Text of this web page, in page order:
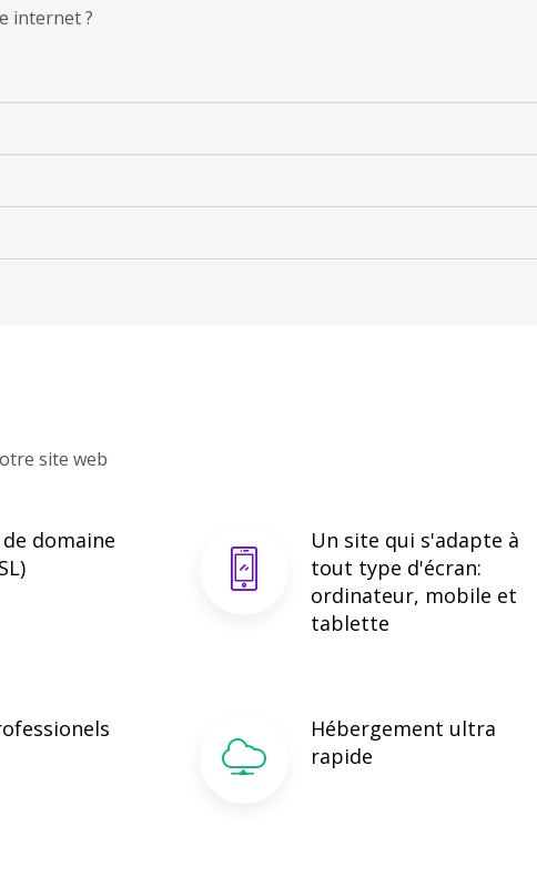
internet ?
site web
domaine
Un site qui s'adapte à
tout type d'écran:
ordinateur, mobile et
tablette
Hébergement ultra
rapide